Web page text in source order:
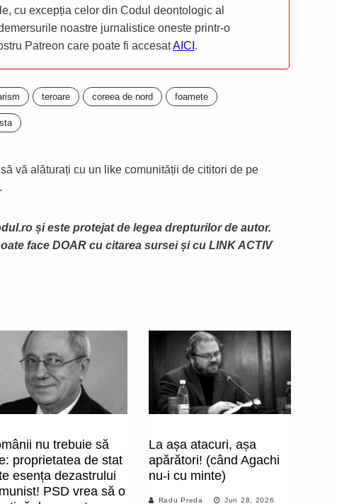
cu excepția celor din Codul deontologic al
noastre jurnalistice oneste printr-o
Patreon care poate fi accesatAICI .
teroare coreea de nord foamete
vă alăturați cu un like comunității de cititori de pe
.
și este protejat de legea drepturilor de autor.
face DOAR cu citarea sursei și cu LINK ACTIV
nu trebuie să
proprietatea de stat
esența dezastrului
PSD vrea să o
La așa atacuri, așa
apărători! (când Agachi
nu-i cu minte)
Radu Preda Jun 28, 2026